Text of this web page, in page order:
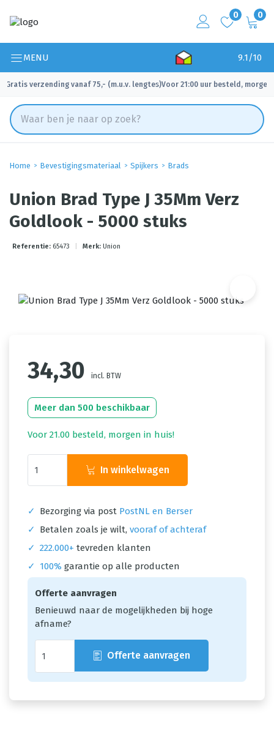
0 0
MENU 9.1/10
Gratis verzending vanaf 75,- (m.u.v. lengtes)
✓ Voor 21:00 uur besteld, morgen
Home Bevestigingsmateriaal Spijkers Brads
Union Brad Type J 35Mm Verz
Goldlook - 5000 stuks
Referentie: 65473 Merk: Union
34,30 incl. BTW
Meer dan 500 beschikbaar
Voor 21.00 besteld, morgen in huis!
In winkelwagen
✓ Bezorging via post PostNL en Berser
✓
Betalen zoals je wilt, vooraf of achteraf
✓ 222.000+ tevreden klanten
✓
100% garantie op alle producten
Offerte aanvragen
Benieuwd naar de mogelijkheden bij hoge
afname?
Offerte aanvragen